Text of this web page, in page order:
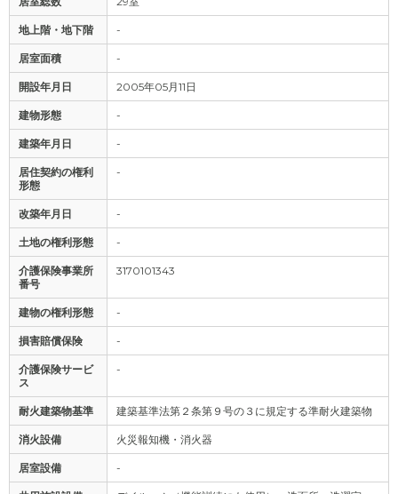
地上階・地下階 -
居室面積 -
開設年月日 2005年05月11日
建物形態 -
建築年月日 -
居住契約の権利
形態
-
改築年月日 -
土地の権利形態 -
介護保険事業所
番号
3170101343
建物の権利形態 -
損害賠償保険 -
介護保険サービ
ス
-
耐火建築物基準 建築基準法第２条第９号の３に規定する準耐火建築物
消火設備 火災報知機・消火器
居室設備 -